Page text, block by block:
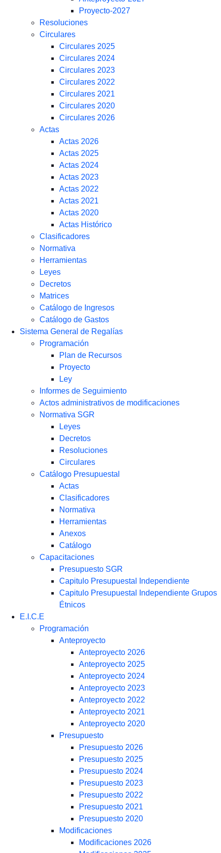
Proyecto-2027
Resoluciones
Circulares
Circulares 2025
Circulares 2024
Circulares 2023
Circulares 2022
Circulares 2021
Circulares 2020
Circulares 2026
Actas
Actas 2026
Actas 2025
Actas 2024
Actas 2023
Actas 2022
Actas 2021
Actas 2020
Actas Histórico
Clasificadores
Normativa
Herramientas
Leyes
Decretos
Matrices
Catálogo de Ingresos
Catálogo de Gastos
Sistema General de Regalías
Programación
Plan de Recursos
Proyecto
Ley
Informes de Seguimiento
Actos administrativos de modificaciones
Normativa SGR
Leyes
Decretos
Resoluciones
Circulares
Catálogo Presupuestal
Actas
Clasificadores
Normativa
Herramientas
Anexos
Catálogo
Capacitaciones
Presupuesto SGR
Capitulo Presupuestal Independiente
Capitulo Presupuestal Independiente Grupos
Étnicos
E.I.C.E
Programación
Anteproyecto
Anteproyecto 2026
Anteproyecto 2025
Anteproyecto 2024
Anteproyecto 2023
Anteproyecto 2022
Anteproyecto 2021
Anteproyecto 2020
Presupuesto
Presupuesto 2026
Presupuesto 2025
Presupuesto 2024
Presupuesto 2023
Presupuesto 2022
Presupuesto 2021
Presupuesto 2020
Modificaciones
Modificaciones 2026